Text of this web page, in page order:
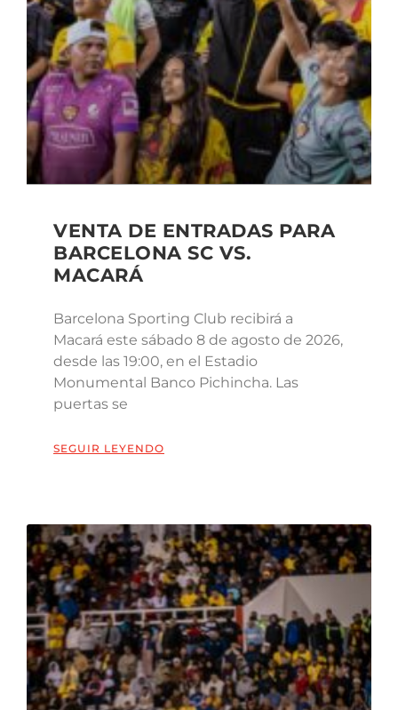
VENTA DE ENTRADAS PARA
BARCELONA SC VS.
MACARÁ
Barcelona Sporting Club recibirá a
Macará este sábado 8 de agosto de 2026,
desde las 19:00, en el Estadio
Monumental Banco Pichincha. Las
puertas se
SEGUIR LEYENDO